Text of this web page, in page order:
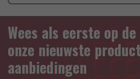
Wees als eerste op
onze nieuwste
aanbiedingen